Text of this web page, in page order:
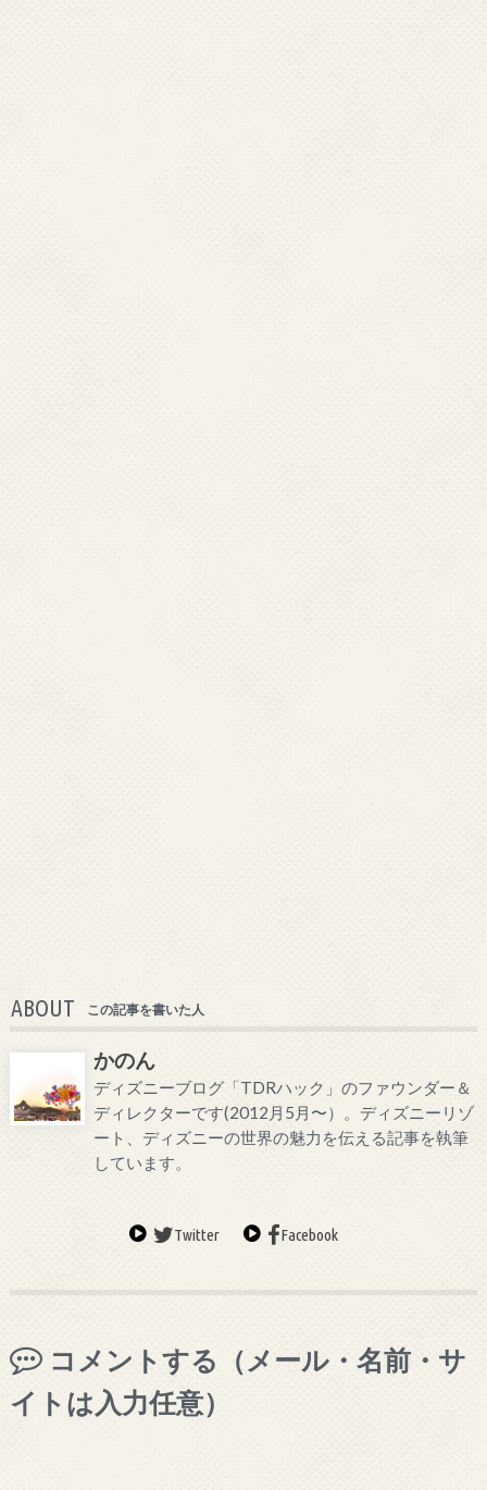
ABOUT この記事を書いた人
かのん
ディズニーブログ「TDRハック」のファウンダー＆
ディレクターです(2012月5月〜）。ディズニーリゾ
ート、ディズニーの世界の魅力を伝える記事を執筆
しています。
Twitter Facebook
コメントする（メール・名前・サ
イトは入力任意）